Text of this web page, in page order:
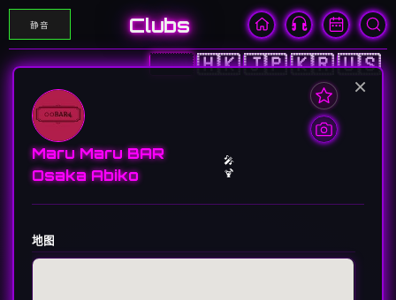
静音 Clubs
🇨🇳🇭🇰🇯🇵🇰🇷🇺🇸
×
Maru Maru BAR
Osaka Abiko
🎤
🍹
地图